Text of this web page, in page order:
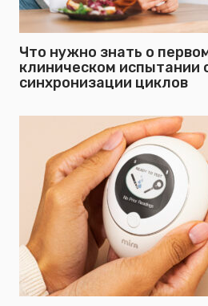
Что нужно знать о
клиническом испытании
синхронизации циклов